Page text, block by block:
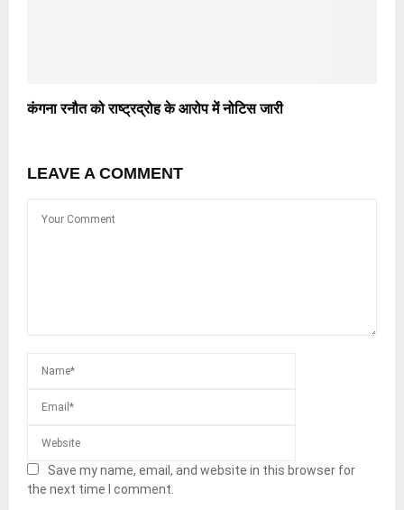
कंगना रनौत को राष्ट्रद्रोह के आरोप में नोटिस जारी
LEAVE A COMMENT
Save my name, email, and website in this browser for
the next time I comment.